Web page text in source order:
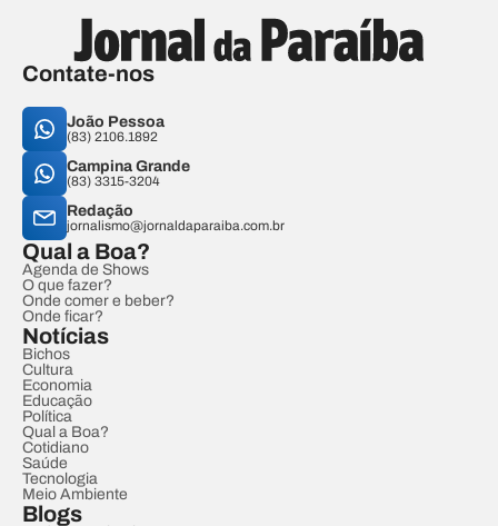
Contate-nos
João Pessoa
(83) 2106.1892
Campina Grande
(83) 3315-3204
Redação
jornalismo@jornaldaparaiba.com.br
Qual a Boa?
Agenda de Shows
O que fazer?
Onde comer e beber?
Onde ficar?
Notícias
Bichos
Cultura
Economia
Educação
Política
Qual a Boa?
Cotidiano
Saúde
Tecnologia
Meio Ambiente
Blogs